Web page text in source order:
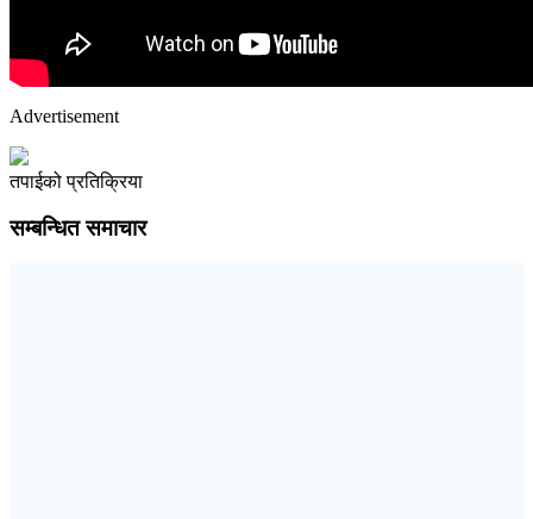
Advertisement
तपाईको प्रतिक्रिया
सम्बन्धित समाचार